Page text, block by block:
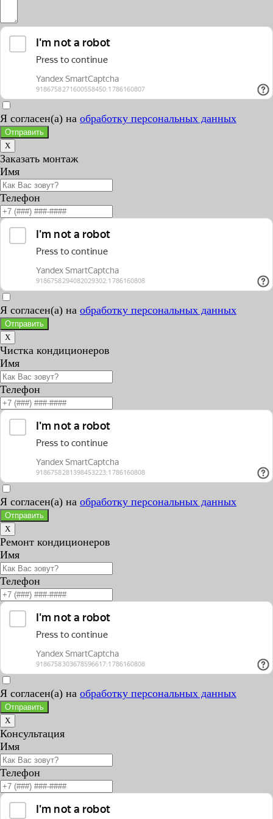
Я согласен(а) на обработку персональных данных
Отправить
X
Заказать монтаж
Имя
Телефон
Я согласен(а) на обработку персональных данных
Отправить
X
Чистка кондиционеров
Имя
Телефон
Я согласен(а) на обработку персональных данных
Отправить
X
Ремонт кондиционеров
Имя
Телефон
Я согласен(а) на обработку персональных данных
Отправить
X
Консультация
Имя
Телефон